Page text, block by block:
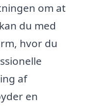
om at
du med
hvor du
af
en